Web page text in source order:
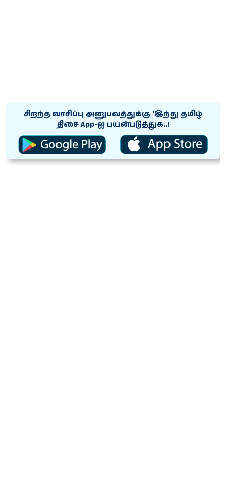
சிறந்த வாசிப்பு அனுபவத்துக்கு ‘இந்து தமிழ்
திசை App-ஐ பயன்படுத்துக..!